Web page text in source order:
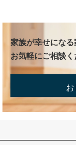
家族が幸せにな
お気軽にご相談